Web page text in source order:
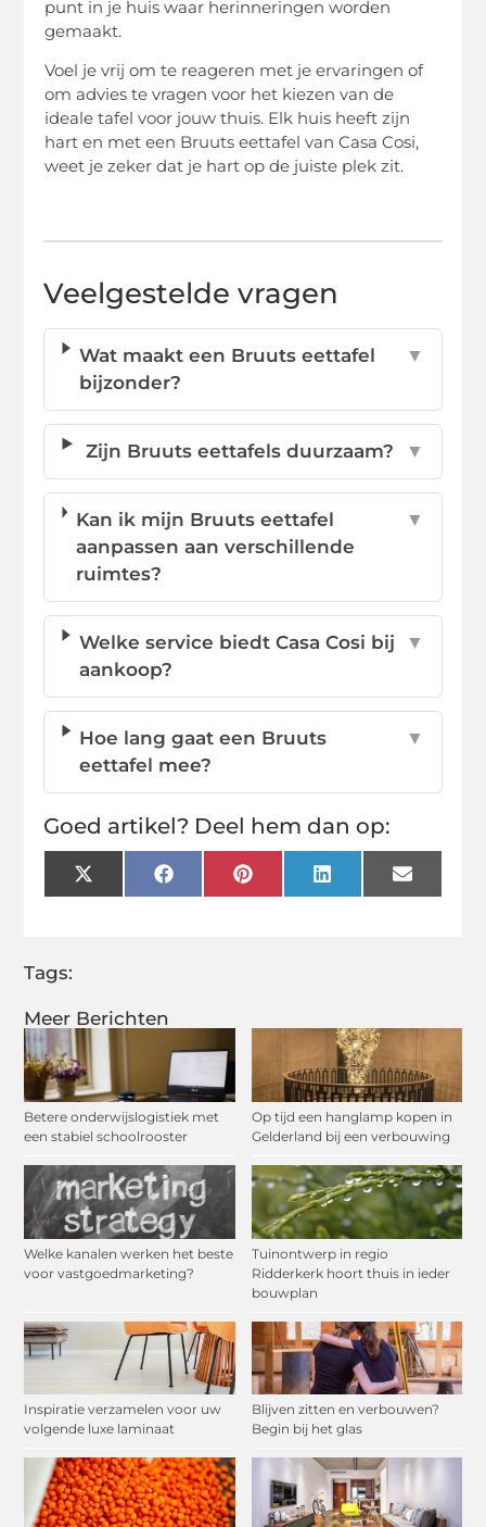
Meer Berichten
Betere onderwijslogistiek met
een stabiel schoolrooster
Op tijd een hanglamp kopen in
Gelderland bij een verbouwing
Welke kanalen werken het beste
voor vastgoedmarketing?
Tuinontwerp in regio
Ridderkerk hoort thuis in ieder
bouwplan
Inspiratie verzamelen voor uw
volgende luxe laminaat
Blijven zitten en verbouwen?
Begin bij het glas
punt in je huis waar herinneringen worden
gemaakt.
Voel je vrij om te reageren met je ervaringen of
om advies te vragen voor het kiezen van de
ideale tafel voor jouw thuis. Elk huis heeft zijn
hart en met een Bruuts eettafel van Casa Cosi,
weet je zeker dat je hart op de juiste plek zit.
Veelgestelde vragen
Wat maakt een Bruuts eettafel
bijzonder?
▼
Zijn Bruuts eettafels duurzaam? ▼
Kan ik mijn Bruuts eettafel
aanpassen aan verschillende
ruimtes?
▼
Welke service biedt Casa Cosi bij
aankoop?
▼
Hoe lang gaat een Bruuts
eettafel mee?
▼
Goed artikel? Deel hem dan op:
X
(Twitter)
FacebookPinterestLinkedInEmail
Tags: